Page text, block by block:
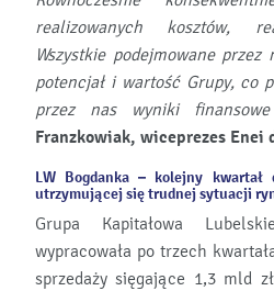
realizowanych kosztów,
Wszystkie podejmowane przez
potencjał i wartość Grupy, co
przez nas wyniki finansowe
Franzkowiak, wiceprezes Enei
LW Bogdanka – kolejny kwartał
utrzymującej się trudnej sytuacji
Grupa Kapitałowa
wypracowała po trzech
sprzedaży sięgające 1,3 mld